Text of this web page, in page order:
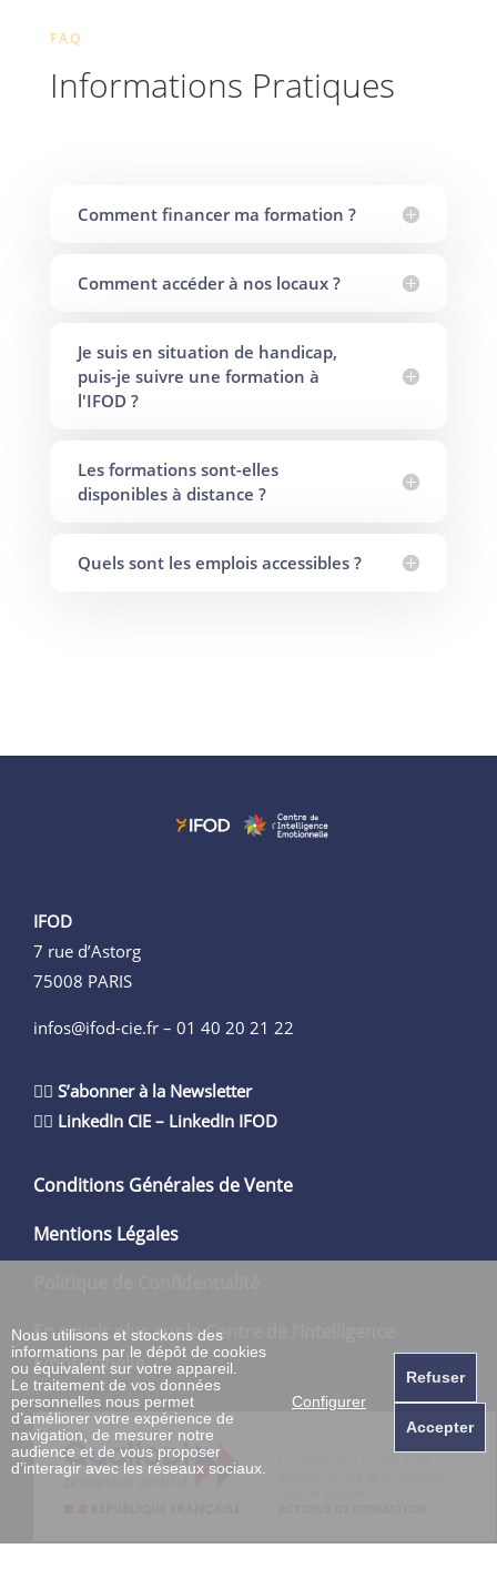
Nous utilisons et stockons des
informations par le dépôt de cookies
ou équivalent sur votre appareil.
Le traitement de vos données
personnelles nous permet
d’améliorer votre expérience de
navigation, de mesurer notre
audience et de vous proposer
d’interagir avec les réseaux sociaux.
Configurer
Refuser
Accepter
FAQ
Informations Pratiques
Comment financer ma formation ?
Comment accéder à nos locaux ?
Je suis en situation de handicap,
puis-je suivre une formation à
l'IFOD ?
Les formations sont-elles
disponibles à distance ?
Quels sont les emplois accessibles ?
IFOD
7 rue d’Astorg
75008 PARIS
infos@ifod-cie.fr – 01 40 20 21 22
👉🏻 S’abonner à la Newsletter
👉🏻 LinkedIn CIE – LinkedIn IFOD
Conditions Générales de Vente
Mentions Légales
En savoir plus sur le Centre de l’Intelligence
Émotionnelle